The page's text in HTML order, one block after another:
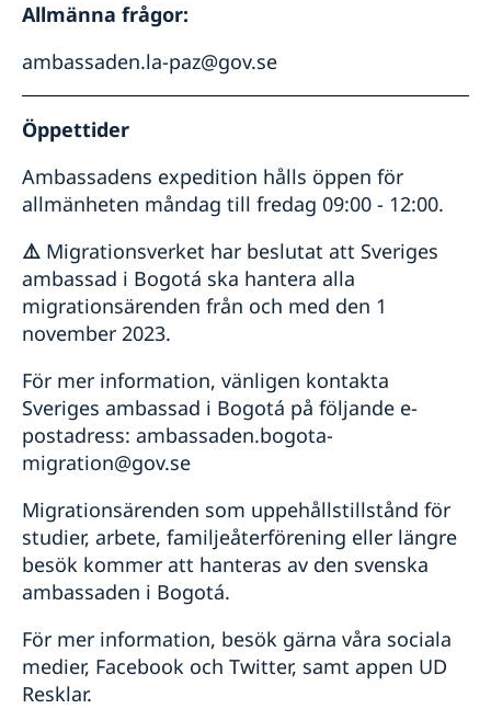
Allmänna frågor:
ambassaden.la-paz@gov.se
Öppettider
Ambassadens expedition hålls öppen för
allmänheten måndag till fredag 09:00 - 12:00.
⚠️ Migrationsverket har beslutat att Sveriges
ambassad i Bogotá ska hantera alla
migrationsärenden från och med den 1
november 2023.
För mer information, vänligen kontakta
Sveriges ambassad i Bogotá på följande e-
postadress: ambassaden.bogota-
migration@gov.se
Migrationsärenden som uppehållstillstånd för
studier, arbete, familjeåterförening eller längre
besök kommer att hanteras av den svenska
ambassaden i Bogotá.
För mer information, besök gärna våra sociala
medier, Facebook och Twitter, samt appen UD
Resklar.